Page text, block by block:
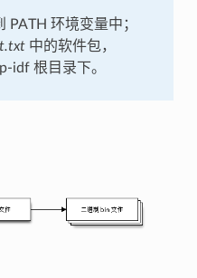
PATH 环境变量中；
中的软件包，
idf 根目录下。